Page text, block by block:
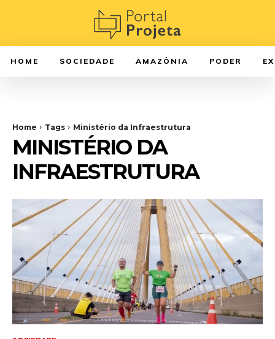
HOME SOCIEDADE AMAZÔNIA PODER
Home Tags Ministério da Infraestrutura
MINISTÉRIO DA
INFRAESTRUTURA